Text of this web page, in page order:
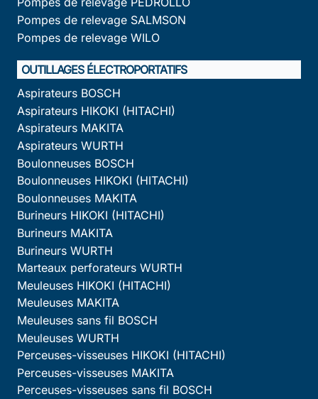
Pompes de relevage SALMSON
Pompes de relevage WILO
OUTILLAGES ÉLECTROPORTATIFS
Aspirateurs BOSCH
Aspirateurs HIKOKI (HITACHI)
Aspirateurs MAKITA
Aspirateurs WURTH
Boulonneuses BOSCH
Boulonneuses HIKOKI (HITACHI)
Boulonneuses MAKITA
Burineurs HIKOKI (HITACHI)
Burineurs MAKITA
Burineurs WURTH
Marteaux perforateurs WURTH
Meuleuses HIKOKI (HITACHI)
Meuleuses MAKITA
Meuleuses sans fil BOSCH
Meuleuses WURTH
Perceuses-visseuses HIKOKI (HITACHI)
Perceuses-visseuses MAKITA
Perceuses-visseuses sans fil BOSCH